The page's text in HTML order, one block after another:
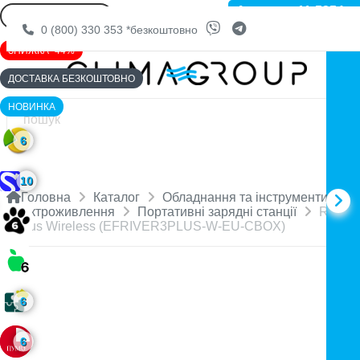
0 (800) 330 353 *безкоштовно
Головна Каталог
Обладнання та інструменти
Електроживлення
Портативні зарядні станції
RIVER
3 Plus Wireless (EFRIVER3PLUS-W-EU-CBOX)
Артикул: 11-5254
ЗНИЖКА -44%
ДОСТАВКА БЕЗКОШТОВНО
НОВИНКА
6
10
6
6